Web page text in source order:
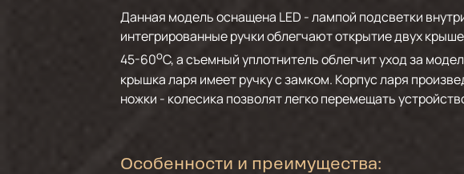
Данная модель оснащена LED - лампой подсветки
интегрированные ручки облегчают открытие двух
45-60оС, а съемный уплотнитель облегчит уход за
крышка ларя имеет ручку с замком. Корпус ларя
ножки - колесика позволят легко перемещать
Особенности и преимущества: